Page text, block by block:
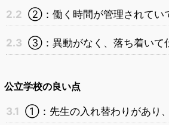
2.2 ②：働く時間が管理されてい
2.3 ③：異動がなく、落ち着いて
公立学校の良い点
3.1 ①：先生の入れ替わりがあり